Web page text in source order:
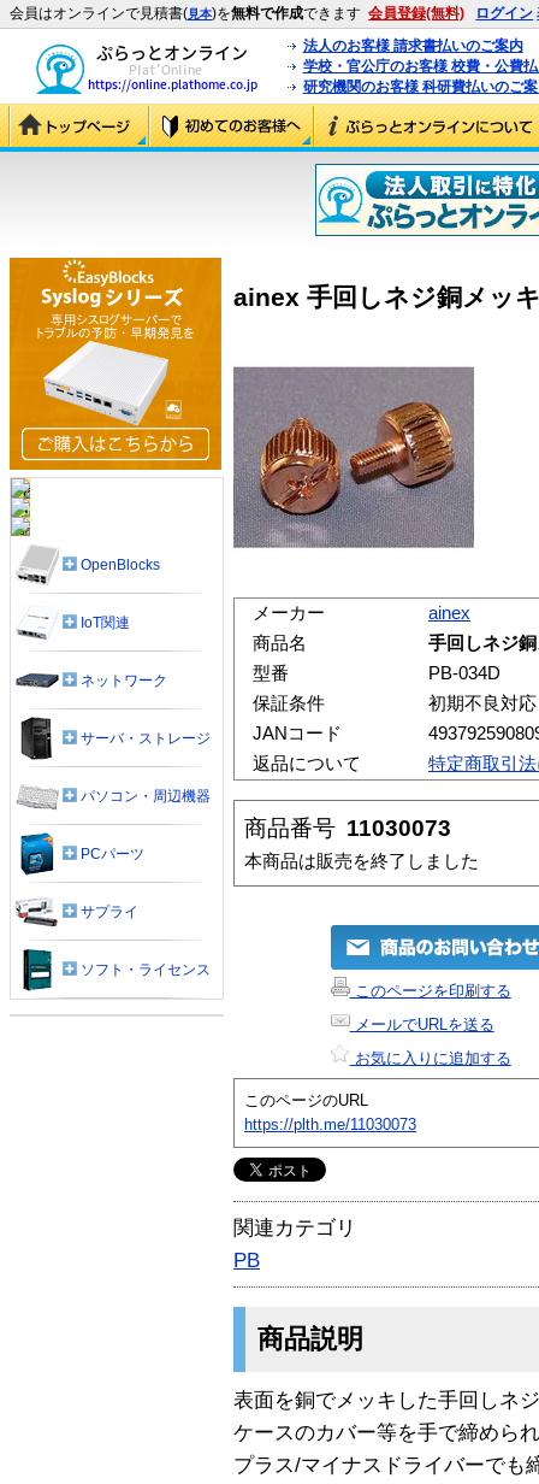
会員はオンラインで見積書(見本)を無料で作成できます 会員登録(無料) ログイン
法人のお客様 請求書払いのご案内
学校・官公庁のお客様 校費・公費
研究機関のお客様 科研費払いのご
ainex 手回しネジ銅メッ
メーカー
ainex
商品名
手回しネジ
型番
PB-034D
保証条件
初期不良対
JANコード
返品について
特定商取引
商品番号 11030073
本商品は販売を終了しました
このページを印刷する
メールでURLを送る
お気に入りに追加する
このページのURL
https://plth.me/11030073
関連カテゴリ
PB
商品説明
表面を銅でメッキした手回しネ
ケースのカバー等を手で締めら
プラス/マイナスドライバーでも
OpenBlocks
IoT関連
ネットワーク
サーバ・ストレージ
パソコン・周辺機器
PCパーツ
サプライ
ソフト・ライセンス